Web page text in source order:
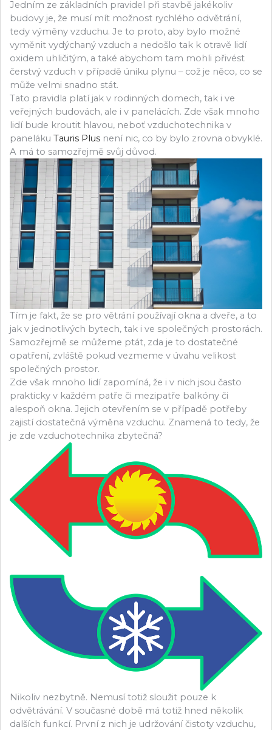
Jedním ze základních pravidel při stavbě jakékoliv
budovy je, že musí mít možnost rychlého odvětrání,
tedy výměny vzduchu. Je to proto, aby bylo možné
vyměnit vydýchaný vzduch a nedošlo tak k otravě lidí
oxidem uhličitým, a také abychom tam mohli přivést
čerstvý vzduch v případě úniku plynu – což je něco, co se
může velmi snadno stát.
Tato pravidla platí jak v rodinných domech, tak i ve
veřejných budovách, ale i v panelácích. Zde však mnoho
lidí bude kroutit hlavou, neboť vzduchotechnika v
paneláku Tauris Plus není nic, co by bylo zrovna obvyklé.
A má to samozřejmě svůj důvod.
Tím je fakt, že se pro větrání používají okna a dveře, a to
jak v jednotlivých bytech, tak i ve společných prostorách.
Samozřejmě se můžeme ptát, zda je to dostatečné
opatření, zvláště pokud vezmeme v úvahu velikost
společných prostor.
Zde však mnoho lidí zapomíná, že i v nich jsou často
prakticky v každém patře či mezipatře balkóny či
alespoň okna. Jejich otevřením se v případě potřeby
zajistí dostatečná výměna vzduchu. Znamená to tedy, že
je zde vzduchotechnika zbytečná?
Nikoliv nezbytně. Nemusí totiž sloužit pouze k
odvětrávání. V současné době má totiž hned několik
dalších funkcí. První z nich je udržování čistoty vzduchu,